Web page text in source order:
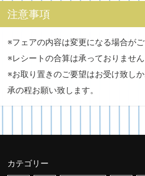
注意事項
※フェアの内容は変更になる場合がご
※レシートの合算は承っておりません
※お取り置きのご要望はお受け致し
承の程お願い致します。
カテゴリー